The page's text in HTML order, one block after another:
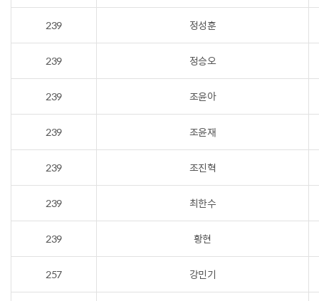
239 정성훈
239 정승오
239 조윤아
239 조윤재
239 조진혁
239 최한수
239 황현
257 강민기